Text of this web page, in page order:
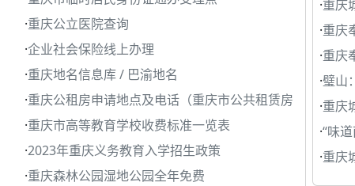
·重庆公立医院查询
·企业社会保险线上办理
·重庆地名信息库 / 巴渝地名
·重庆公租房申请地点及电话（重庆市公共租赁房
·重庆市高等教育学校收费标准一览表
·2023年重庆义务教育入学招生政策
·重庆森林公园湿地公园全年免费
·重庆
·重庆
·重庆
·璧山
·重庆
·“味
·重庆